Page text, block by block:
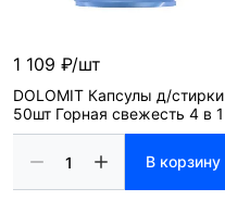
1 109 ₽/шт
DOLOMIT Капсулы д/стирки
50шт Горная свежесть 4 в 1
В корзину